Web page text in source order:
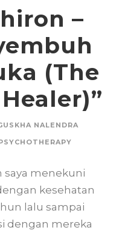
–
(The
NALENDRA
saya menekuni
kesehatan
lalu sampai
dengan mereka